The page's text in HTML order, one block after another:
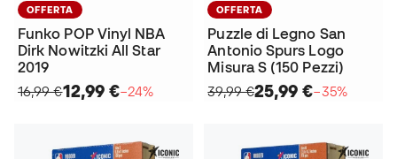
OFFERTA
Funko POP Vinyl NBA
Dirk Nowitzki All Star
2019
16,99 €12,99 €−24%
OFFERTA
Puzzle di Legno San
Antonio Spurs Logo
Misura S (150 Pezzi)
39,99 €25,99 €−35%